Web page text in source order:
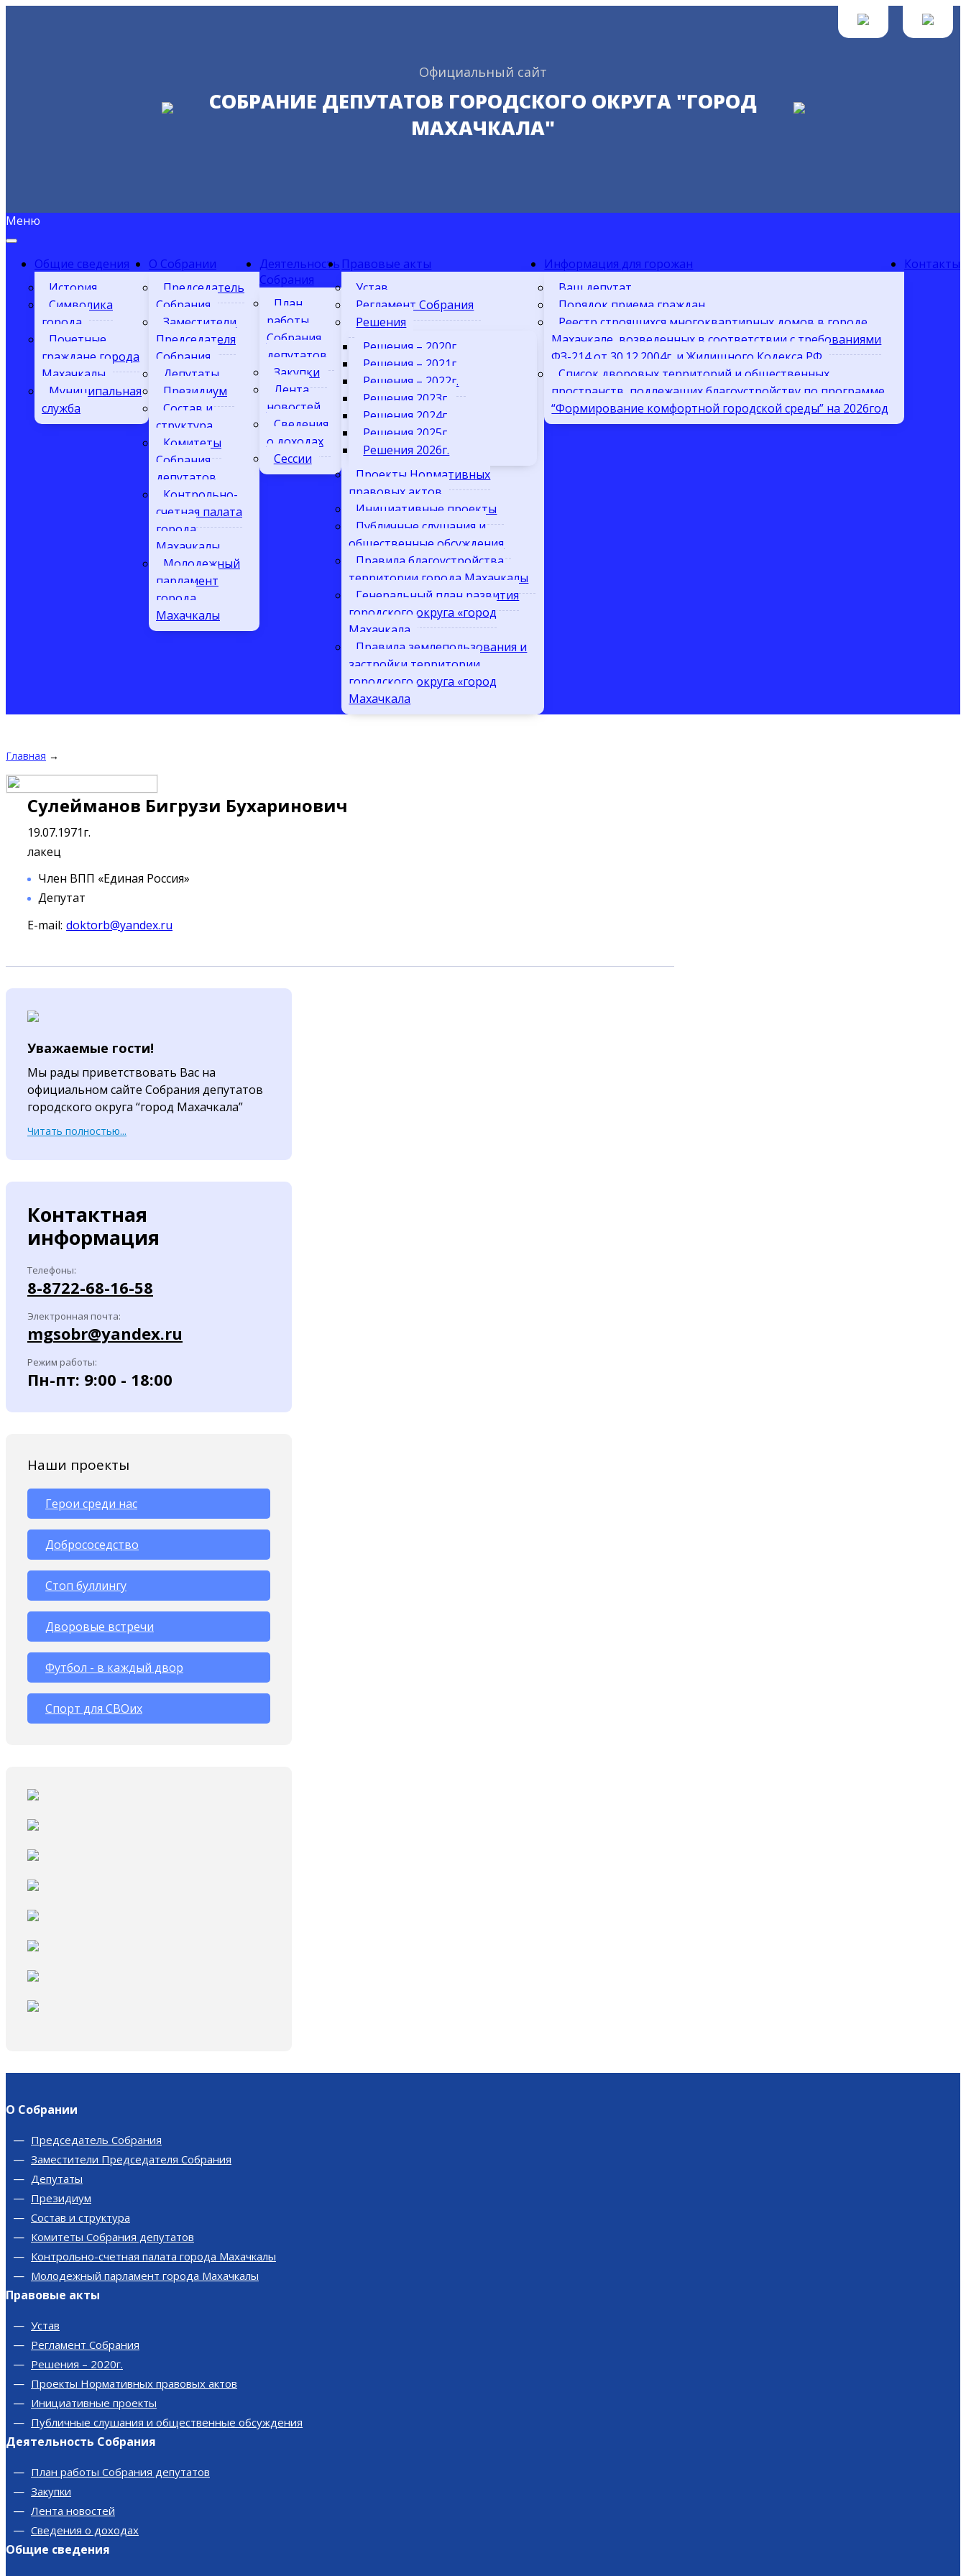
Официальный сайт
СОБРАНИЕ ДЕПУТАТОВ ГОРОДСКОГО ОКРУГА "ГОРОД
МАХАЧКАЛА"
Меню
Общие сведения
История
Символика
города
Почетные
граждане города
Махачкалы
Муниципальная
служба
О Собрании
Председатель
Собрания
Заместители
Председателя
Собрания
Депутаты
Президиум
Состав и
структура
Комитеты
Собрания
депутатов
Контрольно-
счетная палата
города
Махачкалы
Молодежный
парламент
города
Махачкалы
Деятельность
Собрания
План
работы
Собрания
депутатов
Закупки
Лента
новостей
Сведения
о доходах
Сессии
Правовые акты
Устав
Регламент Собрания
Решения
Решения – 2020г.
Решения – 2021г.
Решения – 2022г.
Решения 2023г.
Решения 2024г.
Решения 2025г.
Решения 2026г.
Проекты Нормативных
правовых актов
Инициативные проекты
Публичные слушания и
общественные обсуждения
Правила благоустройства
территории города Махачкалы
Генеральный план развития
городского округа «город
Махачкала
Правила землепользования и
застройки территории
городского округа «город
Махачкала
Информация для горожан
Ваш депутат
Порядок приема граждан
Реестр строящихся многоквартирных домов в городе
Махачкале, возведенных в соответствии с требованиями
ФЗ-214 от 30.12.2004г. и Жилищного Кодекса РФ
Список дворовых территорий и общественных
пространств, подлежащих благоустройству по программе
“Формирование комфортной городской среды” на 2026год
Контакты
Главная →
Сулейманов Бигрузи Бухаринович
19.07.1971г.
лакец
Член ВПП «Единая Россия»
Депутат
E-mail: doktorb@yandex.ru
Уважаемые гости!
Мы рады приветствовать Вас на
официальном сайте Собрания депутатов
городского округа “город Махачкала”
Читать полностью...
Контактная
информация
Телефоны:
8-8722-68-16-58
Электронная почта:
mgsobr@yandex.ru
Режим работы:
Пн-пт: 9:00 - 18:00
Наши проекты
Герои среди нас
Добрососедство
Стоп буллингу
Дворовые встречи
Футбол - в каждый двор
Спорт для СВОих
О Собрании
Председатель Собрания
Заместители Председателя Собрания
Депутаты
Президиум
Состав и структура
Комитеты Собрания депутатов
Контрольно-счетная палата города Махачкалы
Молодежный парламент города Махачкалы
Правовые акты
Устав
Регламент Собрания
Решения – 2020г.
Проекты Нормативных правовых актов
Инициативные проекты
Публичные слушания и общественные обсуждения
Деятельность Собрания
План работы Собрания депутатов
Закупки
Лента новостей
Сведения о доходах
Общие сведения